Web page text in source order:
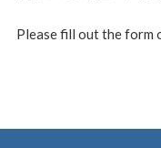
Please fill out the form